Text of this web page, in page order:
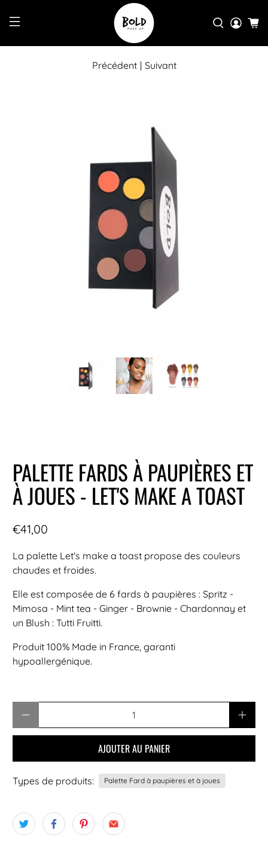
Précédent | Suivant
PALETTE FARDS À PAUPIÈRES ET
À JOUES - LET'S MAKE A TOAST
€41,00
La palette Let's make a toast propose des couleurs
chaudes et froides.
Elle est composée de 6 fards à paupières : Spritz -
Mimosa - Mint tea - Ginger - Brownie - Chardonnay et
un Blush : Tutti Fruitti.
Produit 100% Made in France, garanti
hypoallergénique.
AJOUTER AU PANIER
Types de produits: Palette Fard à paupières et à joues